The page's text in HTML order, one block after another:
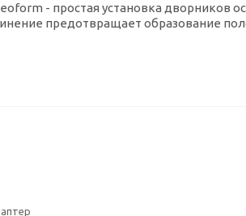
- простая установка дворников
предотвращает образование